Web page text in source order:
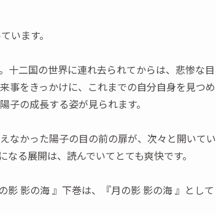
います。
十二国の世界に連れ去られてからは、悲惨な目
事をきっかけに、これまでの自分自身を見つめ
の成長する姿が見られます。
なかった陽子の目の前の扉が、次々と開いてい
る展開は、読んでいてとても爽快です。
影 影の海 』下巻は、『月の影 影の海 』として